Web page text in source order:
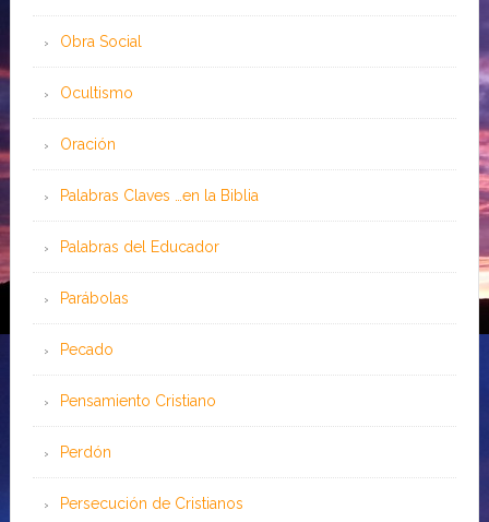
Obra Social
Ocultismo
Oración
Palabras Claves …en la Biblia
Palabras del Educador
Parábolas
Pecado
Pensamiento Cristiano
Perdón
Persecución de Cristianos